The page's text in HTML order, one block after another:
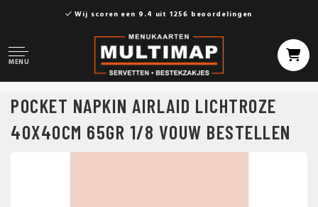
Wij scoren een 9.4 uit 1256 beoordelingen
MENU
POCKET NAPKIN AIRLAID LICHTROZE
40X40CM 65GR 1/8 VOUW BESTELLEN